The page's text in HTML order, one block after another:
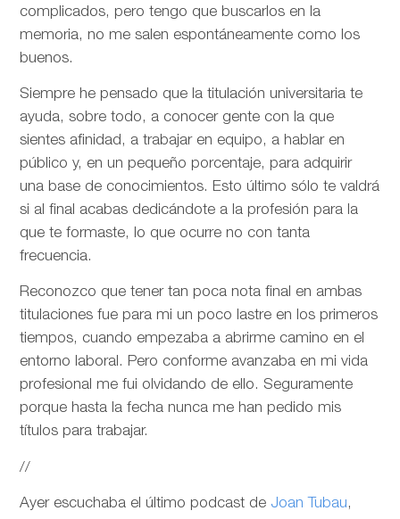
complicados, pero tengo que buscarlos en la
memoria, no me salen espontáneamente como los
buenos.
Siempre he pensado que la titulación universitaria te
ayuda, sobre todo, a conocer gente con la que
sientes afinidad, a trabajar en equipo, a hablar en
público y, en un pequeño porcentaje, para adquirir
una base de conocimientos. Esto último sólo te valdrá
si al final acabas dedicándote a la profesión para la
que te formaste, lo que ocurre no con tanta
frecuencia.
Reconozco que tener tan poca nota final en ambas
titulaciones fue para mi un poco lastre en los primeros
tiempos, cuando empezaba a abrirme camino en el
entorno laboral. Pero conforme avanzaba en mi vida
profesional me fui olvidando de ello. Seguramente
porque hasta la fecha nunca me han pedido mis
títulos para trabajar.
//
Ayer escuchaba el último podcast de Joan Tubau,